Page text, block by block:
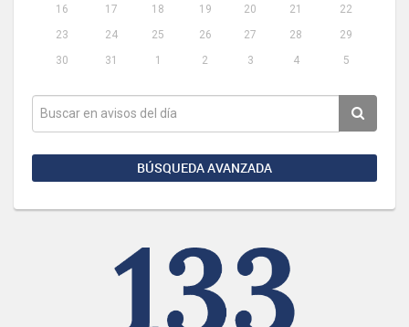
16
17 18 19 20 21
22
23
24 25 26 27 28
29
30
31 1 2 3 4 5
BÚSQUEDA AVANZADA